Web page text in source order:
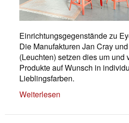
Einrichtungsgegenstände zu
Die Manufakturen Jan Cray
(Leuchten) setzen dies um und
Produkte auf Wunsch in
Lieblingsfarben.
Weiterlesen